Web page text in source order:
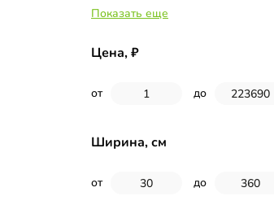
Встроенный распашной шкаф
Распашной шкаф угловой
Шкаф под стиральную
Шкаф в ванную комнату
Подвесной шкаф
Показать еще
Цена,
от до
Ширина, см
от до